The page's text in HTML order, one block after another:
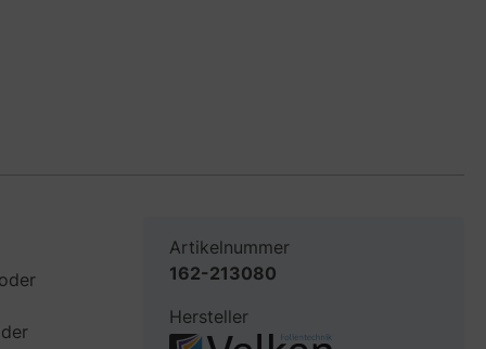
Artikelnummer
162-213080
Hersteller